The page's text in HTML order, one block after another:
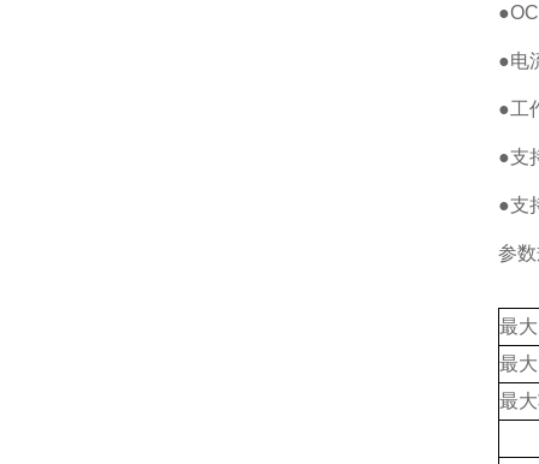
●电
●工
●支
●支
参
最
最
最